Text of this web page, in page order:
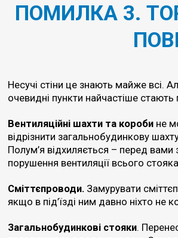
ПОМИЛКА 3.
Несучі стіни це знають майже
очевидні пункти найчастіше
Вентиляційні шахти та короби не
відрізнити загальнобудинкову
Полум’я відхиляється – перед
порушення вентиляції всього
Сміттєпроводи. Замурувати
якщо в під’їзді ним давно ніхто не
Загальнобудинкові стояки.